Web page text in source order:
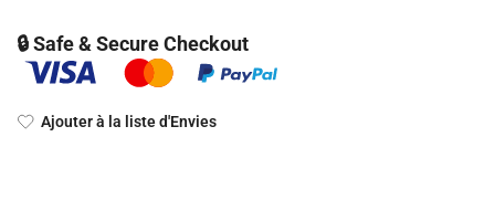
🔒 Safe & Secure Checkout
Ajouter à la liste d'Envies